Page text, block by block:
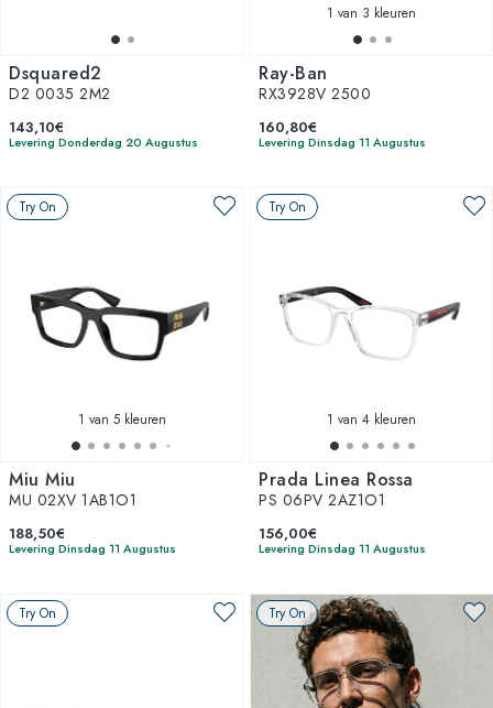
Dsquared2
D2 0035 2M2
143,10€
Levering Donderdag 20 Augustus
1 van 3 kleuren
Ray-Ban
RX3928V 2500
160,80€
Levering Dinsdag 11 Augustus
Try On
1 van 5 kleuren
Miu Miu
MU 02XV 1AB1O1
188,50€
Levering Dinsdag 11 Augustus
Try On
1 van 4 kleuren
Prada Linea Rossa
PS 06PV 2AZ1O1
156,00€
Levering Dinsdag 11 Augustus
Try On Try On